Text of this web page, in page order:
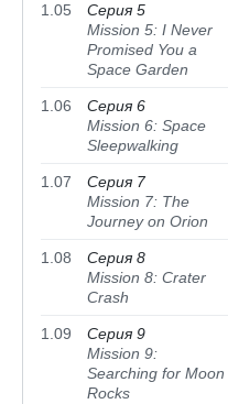
1.05
Серия 5
Mission 5: I Never
Promised You a
Space Garden
1.06
Серия 6
Mission 6: Space
Sleepwalking
1.07
Серия 7
Mission 7: The
Journey on Orion
1.08
Серия 8
Mission 8: Crater
Crash
1.09
Серия 9
Mission 9:
Searching for Moon
Rocks